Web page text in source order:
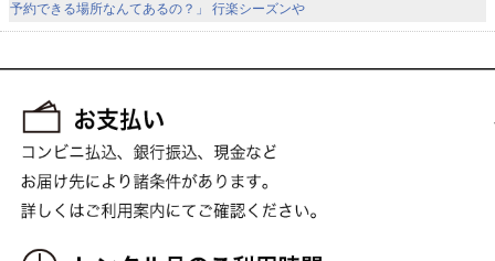
予約できる場所なんてあるの？」 行楽シーズンや